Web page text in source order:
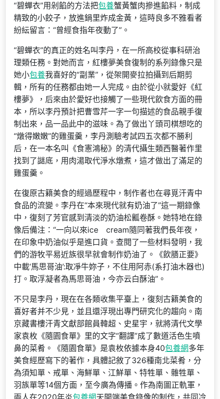
“碧蟬衣”用剁餡的方法把包養蟹黃蟹肉摻進餡料，制成
精致的小餃子，放進鍋里炸成金黃，這時良多不雅看者
紛紜留言：“曾經食指年夜動了”。
“碧蟬衣”的真正的姓名叫李丹，在一所高校從事科研治
理類任務。對她而言，紅樓夢美食復制的系列錄像只是
她小包養我喜好的“副業”，從架開麥拉拍攝到后期剪
輯，所有的任務都由她一人完成。由於從小就愛好《紅
樓夢》，后來由於愛好也接觸了一些現代飲食方面的冊
本，所以李丹預計把曹雪芹一字一句描述的食品親手復
制出來，品一品此中的滋味。為了做出丫頭司棋想吃的
“燉得嫩嫩”的雞蛋羹，李丹測驗考試四五次都不勝利
后，在一本名叫《食憲鴻秘》的清代攝生類西醫著作里
找到了謎底，用肉湯取代淨水燉煮，這才做出了滿足的
雞蛋羹。
在復原古籍美食的經過歷程中，制作者也在尋覓汗青中
食品的流變。李丹在“本來現代就有奶油了”這一期錄像
中，復刻了芳官感到清淡的奶油松瓤卷酥。她特地在錄
像后備注：“一向以來ice cream隨同著我們長年夜，
在印象中奶油似乎是進口貨。查閱了一些材料發明，我
們的游牧平易近族很早就會制作奶油了。《飲膳正要》
中載‘馬思哥油’:取凈牛妳子，不住用阿赤(系打油木器也)
打。取浮凝者為馬思哥油，今亦云白酥油”。
不只是李丹，現在在各類收集平臺上，復刻古籍美食的
喜好者并不少見，並且還浮現出專門研究化的趨向。南
京藏書樓汗青文獻部館員韓超、史星宇，就將清代文學
家袁枚《隨園食單》里的文字“翻譯”成了數道活色生噴
鼻的菜肴。《隨園食單》是袁枚依據本身40包養網多年
美食經歷寫下的著作，具體記敘了326種南北菜肴，分
為須知單、戒單、海鮮單、江鮮單、特牲單、雜牲單、
羽族單等14個方面，至今廣為傳播。作為南圖正軌軍，
兩人在2020年炎包養網天開端美食錄像的制作，共同冷